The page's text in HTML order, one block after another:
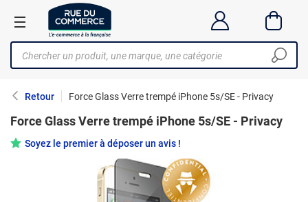
Retour Force Glass Verre trempé iPhone 5s/SE - Privacy
Force Glass Verre trempé iPhone 5s/SE - Privacy
Soyez le premier à déposer un avis !